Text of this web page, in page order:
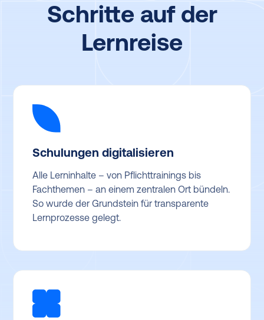
Schritte auf der
Lernreise
Schulungen digitalisieren
Alle Lerninhalte – von Pflichttrainings bis
Fachthemen – an einem zentralen Ort bündeln.
So wurde der Grundstein für transparente
Lernprozesse gelegt.